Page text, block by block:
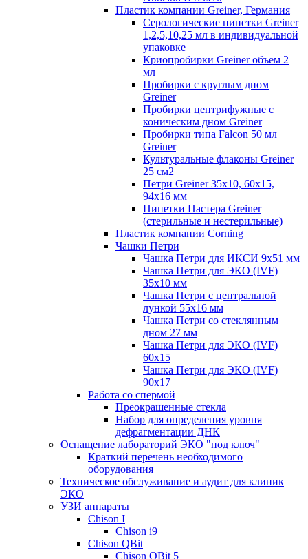
Пластик компании Greiner, Германия
Серологические пипетки Greiner
1,2,5,10,25 мл в индивидуальной
упаковке
Криопробирки Greiner объем 2
мл
Пробирки с круглым дном
Greiner
Пробирки центрифужные с
коническим дном Greiner
Пробирки типа Falcon 50 мл
Greiner
Культуральные флаконы Greiner
25 см2
Петри Greiner 35х10, 60х15,
94х16 мм
Пипетки Пастера Greiner
(стерильные и нестерильные)
Пластик компании Corning
Чашки Петри
Чашка Петри для ИКСИ 9x51 мм
Чашка Петри для ЭКО (IVF)
35x10 мм
Чашка Петри с центральной
лункой 55x16 мм
Чашка Петри со стеклянным
дном 27 мм
Чашка Петри для ЭКО (IVF)
60х15
Чашка Петри для ЭКО (IVF)
90х17
Работа со спермой
Преокрашенные стекла
Набор для определения уровня
дефрагментации ДНК
Оснащение лабораторий ЭКО "под ключ"
Краткий перечень необходимого
оборудования
Техническое обслуживание и аудит для клиник
ЭКО
УЗИ аппараты
Chison I
Chison i9
Chison QBit
Chison QBit 5